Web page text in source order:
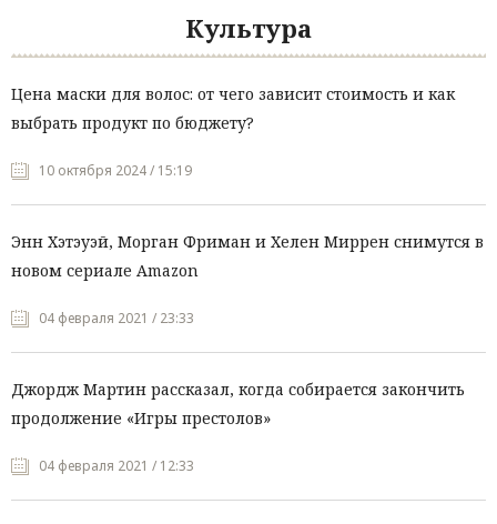
Культура
Цена маски для волос: от чего зависит стоимость и как
выбрать продукт по бюджету?
10 октября 2024 / 15:19
Энн Хэтэуэй, Морган Фриман и Хелен Миррен снимутся в
новом сериале Amazon
04 февраля 2021 / 23:33
Джордж Мартин рассказал, когда собирается закончить
продолжение «Игры престолов»
04 февраля 2021 / 12:33